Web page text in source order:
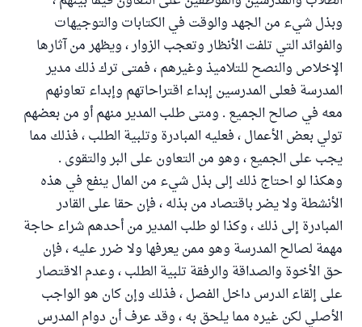
وبذل شيء من الجهد والوقت في الكتابات والتوجيهات
والفوائد التي تلفت الأنظار وتعجب الزوار ، ويظهر من آثارها
الإخلاص والنصح للتلاميذ وغيرهم ، فمتى ترك ذلك مدير
المدرسة فعلى المدرسين إبداء اقتراحاتهم وإبداء تعاونهم
معه في صالح الجميع . ومتى طلب المدير منهم أو من بعضهم
تولي بعض الأعمال ، فعليه المبادرة وتلبية الطلب ، فذلك مما
يجب على الجميع ، وهو من التعاون على البر والتقوى .
وهكذا لو احتاج ذلك إلى بذل شيء من المال ينفع في هذه
الأنشطة ولا يضر باقتصاد من بذله ، فإن حقا على القادر
المبادرة إلى ذلك ، وكذا لو طلب المدير من أحدهم شراء حاجة
مهمة لصالح المدرسة وهو ممن يعرفها ولا ضرر عليه ، فإن
حق الأخوة والصداقة والرفقة تلبية الطلب ، وعدم الاقتصار
على إلقاء الدرس داخل الفصل ، فذلك وإن كان هو الواجب
الأصلي لكن غيره مما يلحق به ، وقد عرف أن دوام المدرس